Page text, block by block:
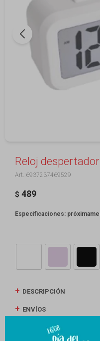
Reloj
6937237469529
$ 489
Especificaciones:
DESCRIPCIÓN
ENVÍOS
CAMBIOS Y